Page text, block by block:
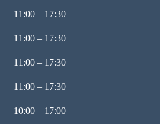
11:00 – 17:30
11:00 – 17:30
11:00 – 17:30
11:00 – 17:30
10:00 – 17:00